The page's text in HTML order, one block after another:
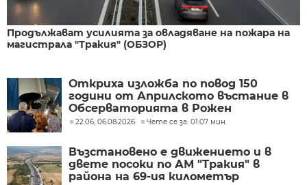
Продължават усилията за овладяване на пожара на
магистрала "Тракия" (ОБЗОР)
Откриха изложба по повод 150
години от Априлското въстание в
Обсерваторията в Рожен
22:06, 06.08.2026 Чете се за: 01:07 мин.
Възстановено е движението и в
двете посоки по АМ "Тракия" в
района на 69-ия километър